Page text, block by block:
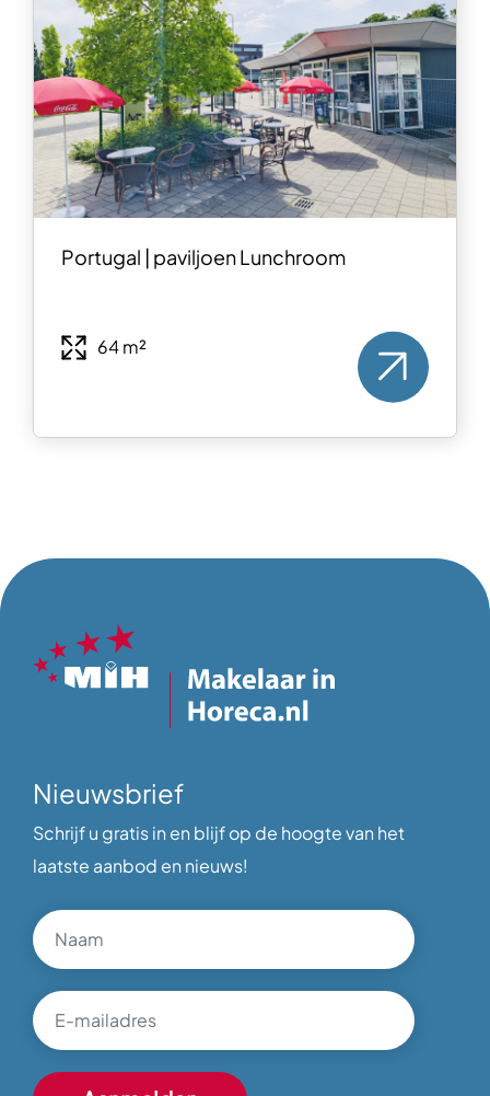
Portugal | paviljoen Lunchroom
64 m²
Nieuwsbrief
Schrijf u gratis in en blijf op de hoogte van het
laatste aanbod en nieuws!